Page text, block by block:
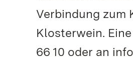
Verbindung zum
Klosterwein.
66 10 oder an